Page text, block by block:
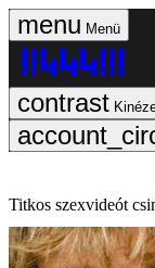
Menü
Titkos szexvideót